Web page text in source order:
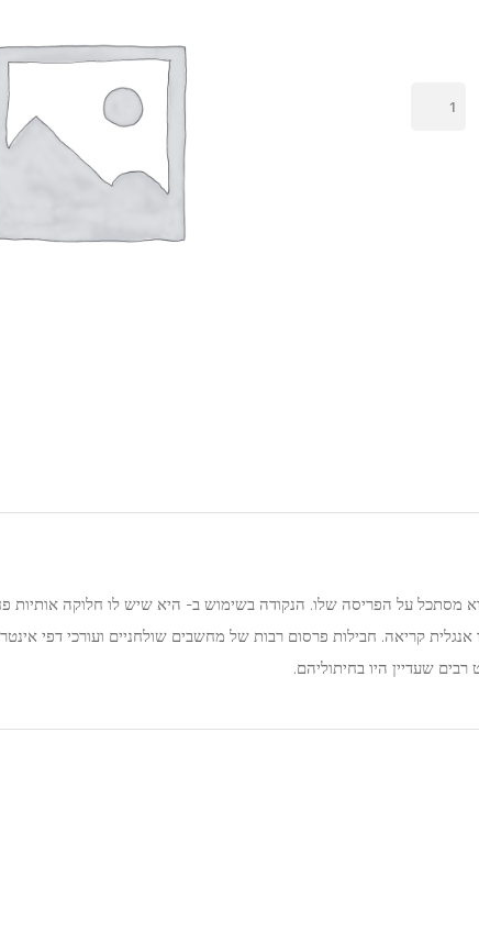
מסתכל על הפריסה שלו. הנקודה בשימוש ב- היא שיש לו חלוקה אותיות
אנגלית קריאה. חבילות פרסום רבות של מחשבים שולחניים ועורכי דפי
שעדיין היו בחיתוליהם.